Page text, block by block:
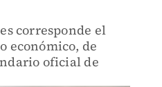
corresponde el
económico, de
oficial de